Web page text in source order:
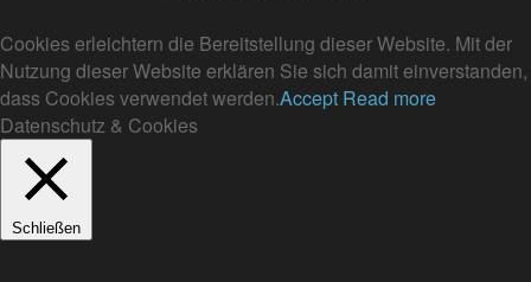
Cookies erleichtern die Bereitstellung dieser Website. Mit der
Nutzung dieser Website erklären Sie sich damit einverstanden,
dass Cookies verwendet werden.Accept Read more
Datenschutz & Cookies
Schließen